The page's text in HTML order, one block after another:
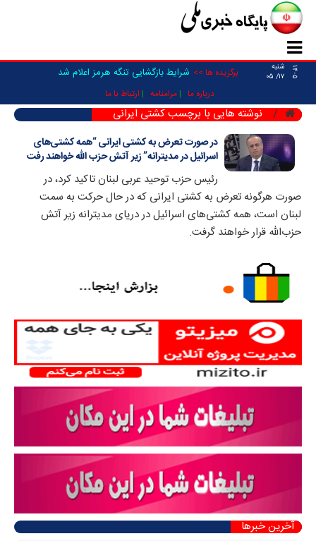
۱۴۰۵
شنبه
۱۷/ ۰۵
برگزیده ها >> شرایط بازگشایی تنگه هرمز اعلام شد
درباره ما مرامنامه ارتباط با ما
نوشته هایی با برچسب کشتی ایرانی
در صورت تعرض به کشتی ایرانی “همه کشتی‌های
اسرائیل در مدیترانه” زیر آتش حزب الله خواهند رفت
رئیس حزب توحید عربی لبنان تاکید کرد، در
صورت هرگونه تعرض به کشتی ایرانی که در حال حرکت به سمت
لبنان است، همه کشتی‌های اسرائیل در دریای مدیترانه زیر آتش
حزب‌الله قرار خواهند گرفت.
آخرین خبرها